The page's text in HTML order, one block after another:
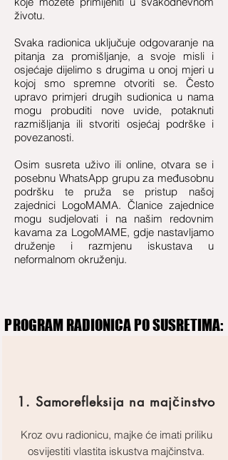
životu.
Svaka radionica uključuje odgovaranje na
pitanja za promišljanje, a svoje misli i
osjećaje dijelimo s drugima u onoj mjeri u
kojoj smo spremne otvoriti se. Često
upravo primjeri drugih sudionica u nama
mogu probuditi nove uvide, potaknuti
razmišljanja ili stvoriti osjećaj podrške i
povezanosti.
Osim susreta uživo ili online, otvara se i
posebnu WhatsApp grupu za međusobnu
podršku te pruža se pristup našoj
zajednici LogoMAMA. Članice zajednice
mogu sudjelovati i na našim redovnim
kavama za LogoMAME, gdje nastavljamo
druženje i razmjenu iskustava u
neformalnom okruženju.
PROGRAM RADIONICA PO SUSRETIMA:
PROGRAM RADIONICA PO SUSRETIMA:
1. Samorefleksija na majčinstvo
Kroz ovu radionicu, majke će imati priliku
osvijestiti vlastita iskustva majčinstva.